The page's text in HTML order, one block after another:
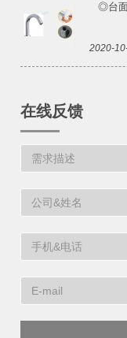
◎台
2020-
在线反馈